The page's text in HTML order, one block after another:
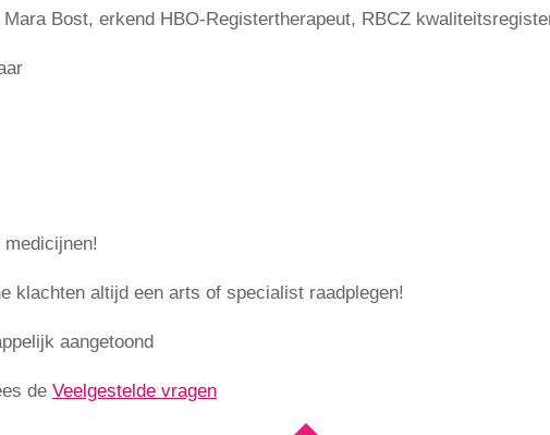
Bost, erkend HBO-Registertherapeut, RBCZ
medicijnen!
klachten altijd een arts of specialist raadplegen!
aangetoond
de Veelgestelde vragen